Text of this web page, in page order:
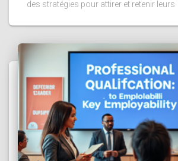
des stratégies pour attirer et retenir leurs